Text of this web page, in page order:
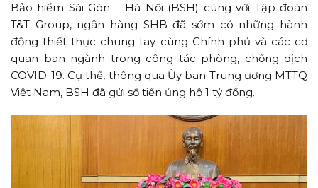
Bảo hiểm Sài Gòn – Hà Nội (BSH) cùng với Tập đoàn
T&T Group, ngân hàng SHB đã sớm có những hành
động thiết thực chung tay cùng Chính phủ và các cơ
quan ban ngành trong công tác phòng, chống dịch
COVID-19. Cụ thể, thông qua Ủy ban Trung ương MTTQ
Việt Nam, BSH đã gửi số tiền ủng hộ 1 tỷ đồng.